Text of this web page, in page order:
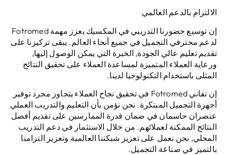
الالتزام بالدعم العالمي
إن توسيع حضورنا التدريبي في المكسيك يعزز مهمة Fotromed
لدعم محترفي التجميل في جميع أنحاء العالم. يبقى تركيزنا على
تقديم تعليم عالي الجودة, الخبرة التي يمكن الوصول إليها,
ورعاية العملاء المتميزة لمساعدة العملاء على تحقيق النتائج
المثلى باستخدام التكنولوجيا لدينا.
إن تفاني Fotromed في تحقيق نجاح العملاء يتجاوز مجرد توفير
أجهزة التجميل المبتكرة. نحن نؤمن بأن التعليم والتدريب العملي
عنصران حاسمان في ضمان قدرة الممارسين على تقديم أفضل
النتائج الممكنة لعملائهم. من خلال الاستثمار في دعم التدريب
المحلي, نحن نعمل على تعزيز شبكتنا العالمية وتعزيز التزامنا
بالتميز في صناعة التجميل.